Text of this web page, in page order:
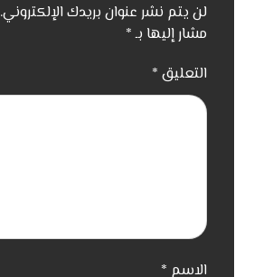
لن يتم نشر عنوان بريدك الإلكتروني.
مشار إليها بـ*
التعليق *
الاسم *